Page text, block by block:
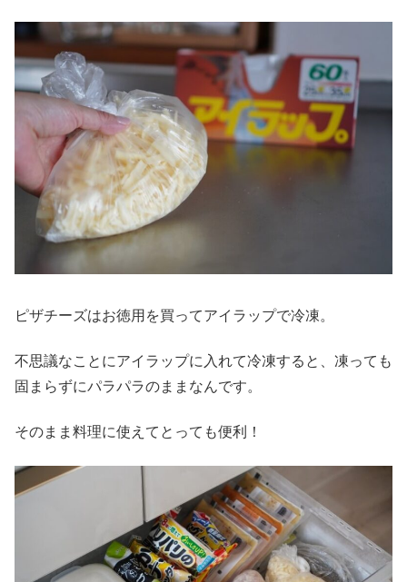
ピザチーズはお徳用を買ってアイラップで冷凍。
不思議なことにアイラップに入れて冷凍すると、凍っても
固まらずにパラパラのままなんです。
そのまま料理に使えてとっても便利！